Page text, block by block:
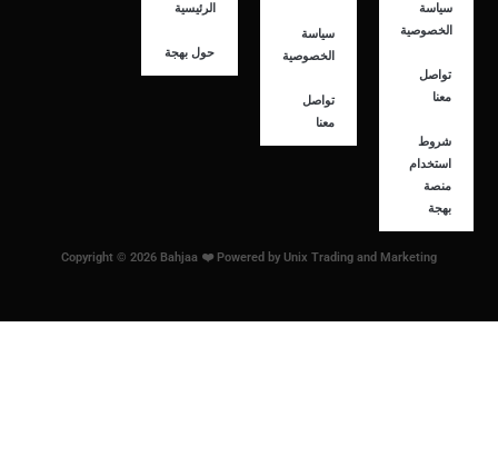
الرئيسية
حول بهجة
سياسة
الخصوصية
تواصل
معنا
سياسة
الخصوصية
تواصل
معنا
شروط
استخدام
منصة
بهجة
Copyright © 2026 Bahjaa ❤️ Powered by Unix Trading and Marketing